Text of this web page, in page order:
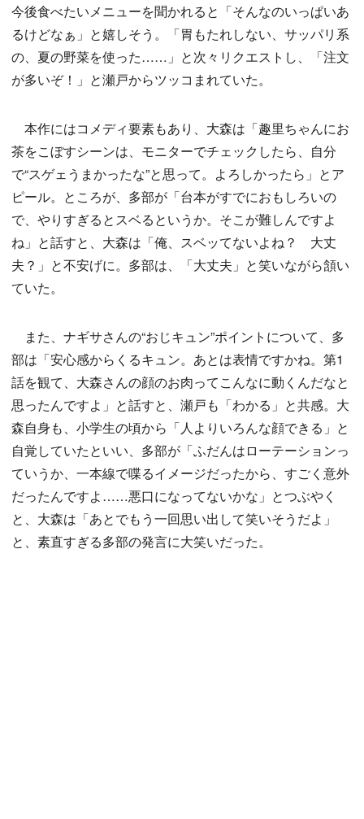
今後食べたいメニューを聞かれると「そんなのいっぱいあ
るけどなぁ」と嬉しそう。「胃もたれしない、サッパリ系
の、夏の野菜を使った……」と次々リクエストし、「注文
が多いぞ！」と瀬戸からツッコまれていた。
本作にはコメディ要素もあり、大森は「趣里ちゃんにお
茶をこぼすシーンは、モニターでチェックしたら、自分
で“スゲェうまかったな”と思って。よろしかったら」とア
ピール。ところが、多部が「台本がすでにおもしろいの
で、やりすぎるとスベるというか。そこが難しんですよ
ね」と話すと、大森は「俺、スベッてないよね？ 大丈
夫？」と不安げに。多部は、「大丈夫」と笑いながら頷い
ていた。
また、ナギサさんの“おじキュン”ポイントについて、多
部は「安心感からくるキュン。あとは表情ですかね。第1
話を観て、大森さんの顔のお肉ってこんなに動くんだなと
思ったんですよ」と話すと、瀬戸も「わかる」と共感。大
森自身も、小学生の頃から「人よりいろんな顔できる」と
自覚していたといい、多部が「ふだんはローテーションっ
ていうか、一本線で喋るイメージだったから、すごく意外
だったんですよ……悪口になってないかな」とつぶやく
と、大森は「あとでもう一回思い出して笑いそうだよ」
と、素直すぎる多部の発言に大笑いだった。